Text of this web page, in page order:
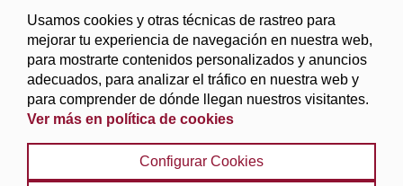
Usamos cookies y otras técnicas de rastreo para
mejorar tu experiencia de navegación en nuestra web,
para mostrarte contenidos personalizados y anuncios
adecuados, para analizar el tráfico en nuestra web y
para comprender de dónde llegan nuestros visitantes.
Ver más en política de cookies
Configurar Cookies
©2025 Diputación de Granada
Aviso legal y Política de privacidad | Política de cookies